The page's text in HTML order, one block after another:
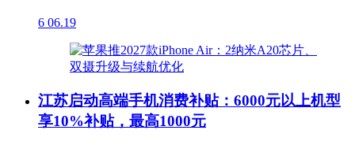
6 06.19
江苏启动高端手机消费补贴：6000元以上机型
享10%补贴，最高1000元